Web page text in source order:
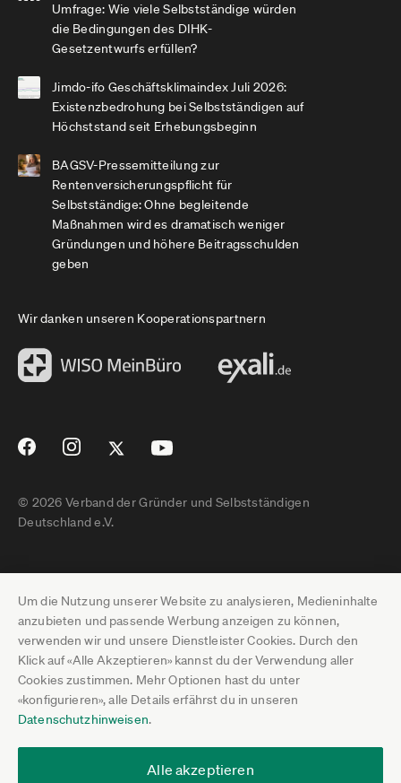
Um die Nutzung unserer Website zu analysieren, Medieninhalte
anzubieten und passende Werbung anzeigen zu können,
verwenden wir und unsere Dienstleister Cookies. Durch den
Klick auf «Alle Akzeptieren» kannst du der Verwendung aller
Cookies zustimmen. Mehr Optionen hast du unter
«konfigurieren», alle Details erfährst du in unseren
Datenschutzhinweisen.
Alle akzeptieren
Umfrage: Wie viele Selbstständige würden
die Bedingungen des DIHK-
Gesetzentwurfs erfüllen?
Jimdo-ifo Geschäftsklimaindex Juli 2026:
Existenzbedrohung bei Selbstständigen auf
Höchststand seit Erhebungsbeginn
BAGSV-Pressemitteilung zur
Rentenversicherungspflicht für
Selbstständige: Ohne begleitende
Maßnahmen wird es dramatisch weniger
Gründungen und höhere Beitragsschulden
geben
Wir danken unseren Kooperationspartnern
© 2026 Verband der Gründer und Selbstständigen
Deutschland e.V.
Impressum
Datenschutz
Pressebereich
Jobs